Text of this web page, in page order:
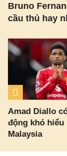
Bruno
cầu thủ hay
Amad Diallo
động khó
Malaysia